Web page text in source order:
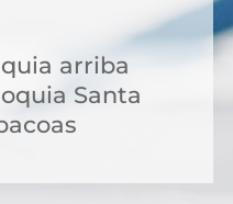
arriba
Santa